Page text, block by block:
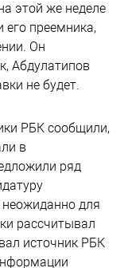
этой же неделе
преемника,
Он
Абдулатипов
не будет.
РБК сообщили,
в
ряд
для
рассчитывал
источник РБК